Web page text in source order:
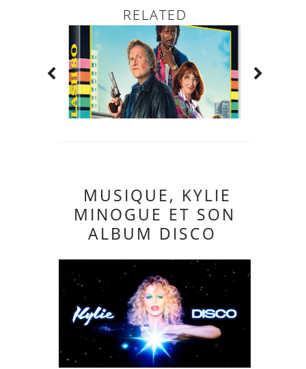
RELATED
MUSIQUE, KYLIE
MINOGUE ET SON
ALBUM DISCO